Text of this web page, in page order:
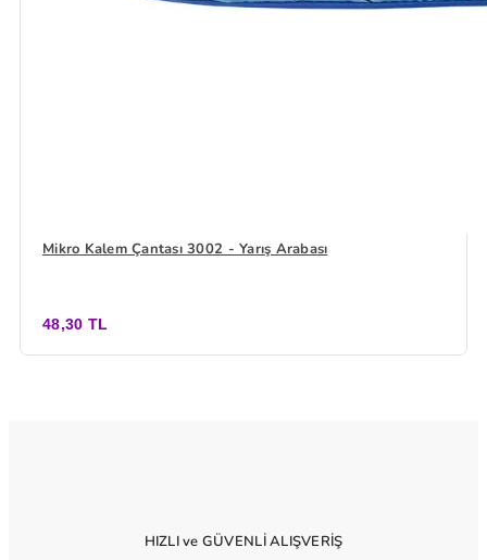
Mikro Kalem Çantası 3002 - Yarış Arabası
48,30 TL
HIZLI ve GÜVENLİ ALIŞVERİŞ